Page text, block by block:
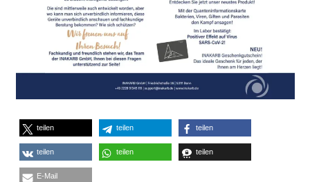
teilen teilen teilen
teilen teilen teilen
E-Mail